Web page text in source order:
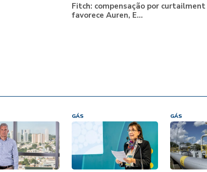
Fitch: compensação por curtailment
favorece Auren, E...
GÁS GÁS